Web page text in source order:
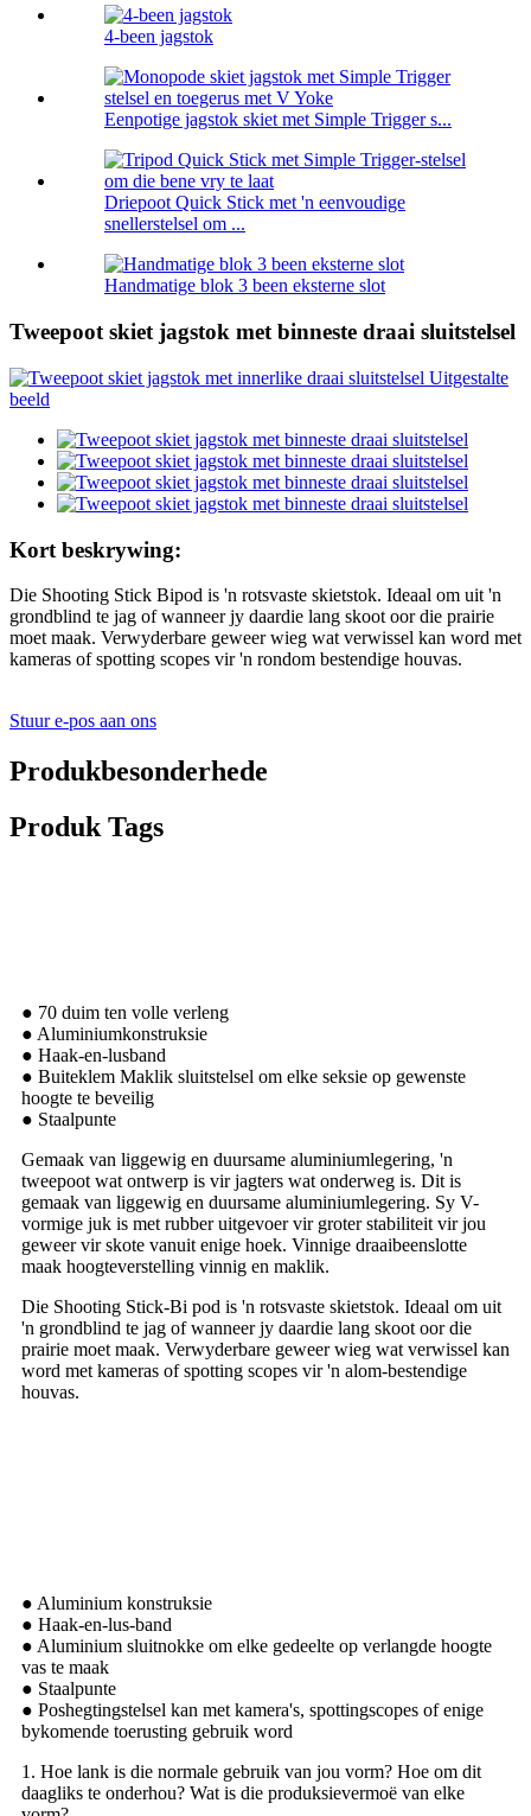
4-been jagstok
Eenpotige jagstok skiet met Simple Trigger s...
Driepoot Quick Stick met 'n eenvoudige
snellerstelsel om ...
Handmatige blok 3 been eksterne slot
Tweepoot skiet jagstok met binneste draai sluitstelsel
Kort beskrywing:
Die Shooting Stick Bipod is 'n rotsvaste skietstok. Ideaal om uit 'n
grondblind te jag of wanneer jy daardie lang skoot oor die prairie
moet maak. Verwyderbare geweer wieg wat verwissel kan word met
kameras of spotting scopes vir 'n rondom bestendige houvas.
Stuur e-pos aan ons
Produkbesonderhede
Produk Tags
● 70 duim ten volle verleng
● Aluminiumkonstruksie
● Haak-en-lusband
● Buiteklem Maklik sluitstelsel om elke seksie op gewenste
hoogte te beveilig
● Staalpunte
Gemaak van liggewig en duursame aluminiumlegering, 'n
tweepoot wat ontwerp is vir jagters wat onderweg is. Dit is
gemaak van liggewig en duursame aluminiumlegering. Sy V-
vormige juk is met rubber uitgevoer vir groter stabiliteit vir jou
geweer vir skote vanuit enige hoek. Vinnige draaibeenslotte
maak hoogteverstelling vinnig en maklik.
Die Shooting Stick-Bi pod is 'n rotsvaste skietstok. Ideaal om uit
'n grondblind te jag of wanneer jy daardie lang skoot oor die
prairie moet maak. Verwyderbare geweer wieg wat verwissel kan
word met kameras of spotting scopes vir 'n alom-bestendige
houvas.
● Aluminium konstruksie
● Haak-en-lus-band
● Aluminium sluitnokke om elke gedeelte op verlangde hoogte
vas te maak
● Staalpunte
● Poshegtingstelsel kan met kamera's, spottingscopes of enige
bykomende toerusting gebruik word
1. Hoe lank is die normale gebruik van jou vorm? Hoe om dit
daagliks te onderhou? Wat is die produksievermoë van elke